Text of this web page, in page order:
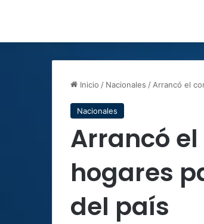
Inicio / Nacionales / Arrancó el
Nacionales
Arrancó el
hogares
del país